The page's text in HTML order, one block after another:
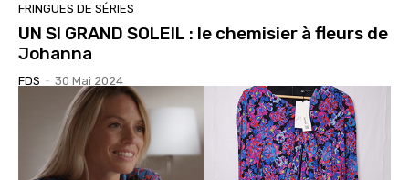
FRINGUES DE SÉRIES
UN SI GRAND SOLEIL : le chemisier à fleurs de
Johanna
FDS - 30 Mai 2024